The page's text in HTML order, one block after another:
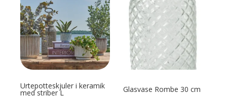
Urtepotteskjuler i keramik
med striber L
Glasvase Rombe 30 cm